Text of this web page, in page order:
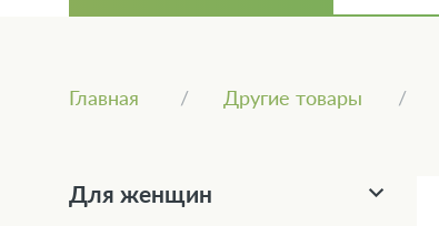
Главная Другие товары
Для женщин